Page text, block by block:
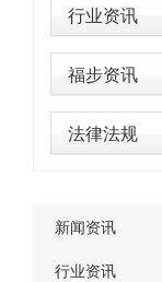
行业资讯
福步资讯
法律法规
新闻资讯
行业资讯